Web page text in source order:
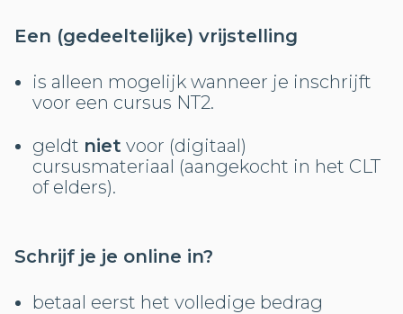
Een (gedeeltelijke) vrijstelling
is alleen mogelijk wanneer je inschrijft
voor een cursus NT2.
geldt niet voor (digitaal)
cursusmateriaal (aangekocht in het CLT
of elders).
Schrijf je je online in?
betaal eerst het volledige bedrag